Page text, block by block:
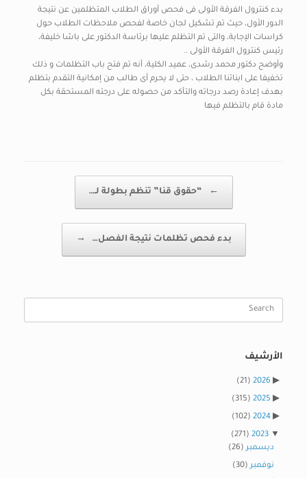
بدء كنترول الفرقة الأولى فى فحص أوراق الطلاب المتظلمين عن نتيجة
الدور الأول، حيث تم تشكيل لجان خاصة لفحص ملاحظات الطلاب حول
كراسات الإجابة، والتى تم التظلم عليها برئاسة الدكتور على باشا خليفة،
رئيس كنترول الفرقة الأولى ..
وأوضح دكتور محمد رشدى، عميد الكلية، أنه تم فتح باب التظلمات و ذلك
تخفيفا على ابنائنا الطلاب ، حتى لا يحرم أى طالب من إمكانية التقدم بتظلم
بهدف إعادة رصد درجاته والتأكد من حصوله على درجته المستحقة بكل
مادة قام بالتظلم فيها
← “حقوق قنا” تنظم بطولة لـ…
بدء فحص تظلمات نتيجة الفصل… →
Search
الأرشيف
2026
(21)
2025
(315)
2024
(102)
2023
(271)
ديسمبر(26)
نوفمبر(30)